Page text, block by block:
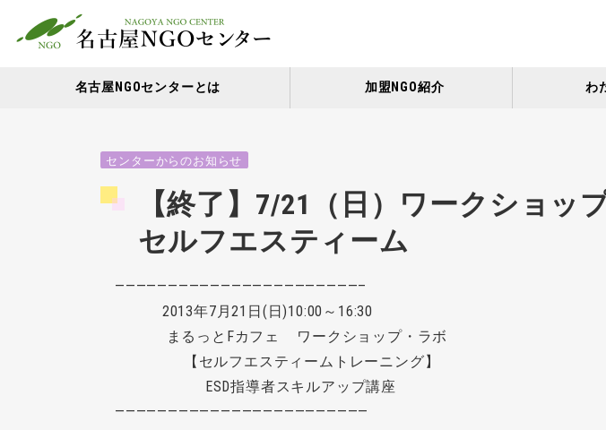
名古屋NGOセンターとは 加盟NGO紹介 わ
センターからのお知らせ
【終了】7/21（日）ワークショッ
セルフエスティーム
———————————————————————–
2013年7月21日(日)10:00～16:30
まるっとFカフェ ワークショップ・ラボ
【セルフエスティームトレーニング】
ESD指導者スキルアップ講座
————————————————————————